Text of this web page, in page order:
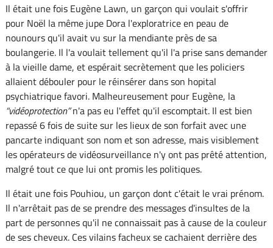
Il était une fois Eugène Lawn, un garçon qui voulait s'offrir
pour Noël la même jupe Dora l'exploratrice en peau de
nounours qu'il avait vu sur la mendiante près de sa
boulangerie. Il l'a voulait tellement qu'il l'a prise sans demander
à la vieille dame, et espérait secrètement que les policiers
allaient débouler pour le réinsérer dans son hopital
psychiatrique favori. Malheureusement pour Eugène, la
vidéoprotection n'a pas eu l'effet qu'il escomptait. Il est bien
repassé 6 fois de suite sur les lieux de son forfait avec une
pancarte indiquant son nom et son adresse, mais visiblement
les opérateurs de vidéosurveillance n'y ont pas prêté attention,
malgré tout ce que lui ont promis les politiques.
Il était une fois Pouhiou, un garçon dont c'était le vrai prénom.
Il n'arrêtait pas de se prendre des messages d'insultes de la
part de personnes qu'il ne connaissait pas à cause de la couleur
de ses cheveux. Ces vilains facheux se cachaient derrière des